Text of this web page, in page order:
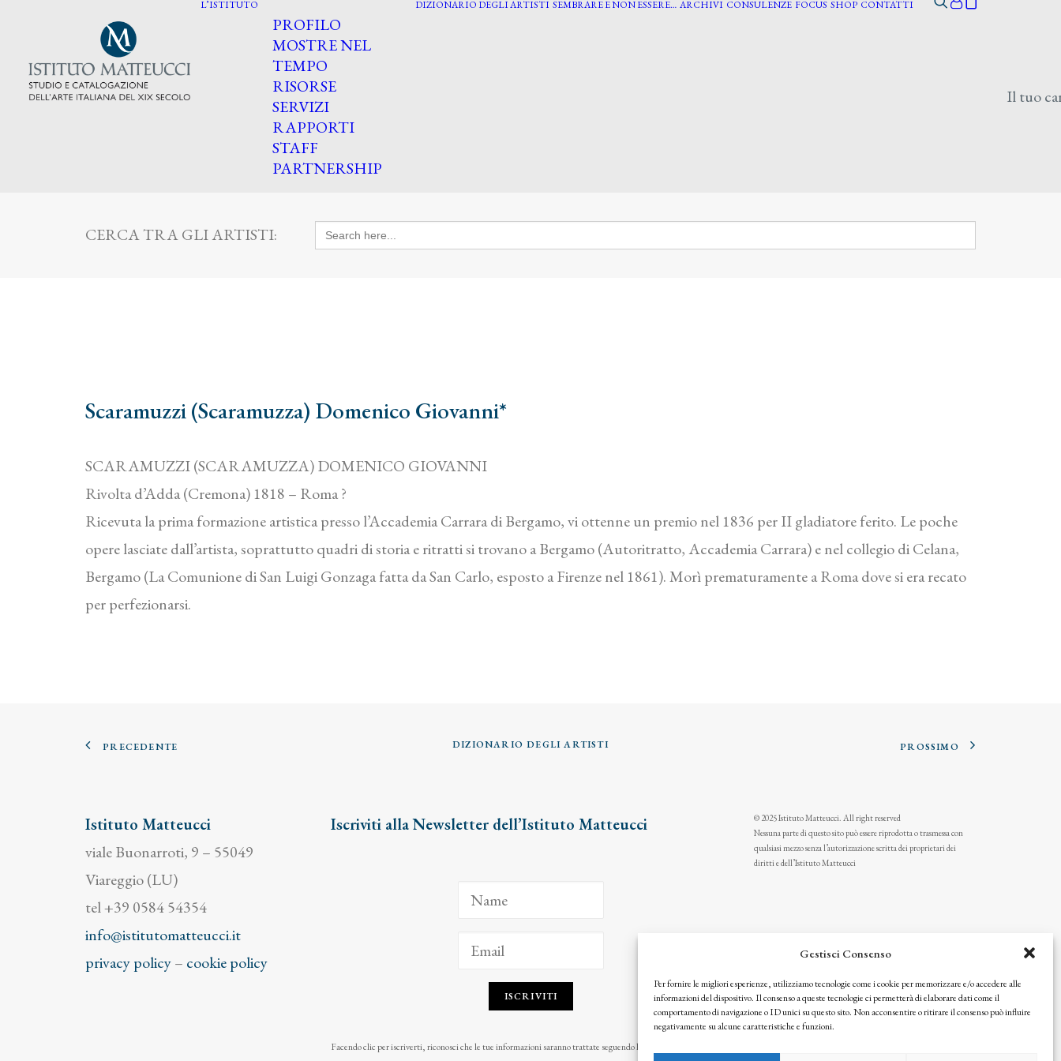
Gestisci Consenso
Per fornire le migliori esperienze, utilizziamo tecnologie come i cookie per memorizzare e/o accedere alle
informazioni del dispositivo. Il consenso a queste tecnologie ci permetterà di elaborare dati come il
comportamento di navigazione o ID unici su questo sito. Non acconsentire o ritirare il consenso può influire
negativamente su alcune caratteristiche e funzioni.
L’ISTITUTO
PROFILO
MOSTRE NEL
TEMPO
RISORSE
SERVIZI
RAPPORTI
STAFF
PARTNERSHIP
DIZIONARIO DEGLI ARTISTI SEMBRARE E NON ESSERE… ARCHIVI CONSULENZE FOCUS SHOP CONTATTI
Il tuo
CERCA TRA GLI ARTISTI: Search
for:
Scaramuzzi (Scaramuzza) Domenico Giovanni*
SCARAMUZZI (SCARAMUZZA) DOMENICO GIOVANNI
Rivolta d’Adda (Cremona) 1818 – Roma ?
Ricevuta la prima formazione artistica presso l’Accademia Carrara di Bergamo, vi ottenne un premio nel 1836 per II gladiatore ferito. Le poche
opere lasciate dall’artista, soprattutto quadri di storia e ritratti si trovano a Bergamo (Autoritratto, Accademia Carrara) e nel collegio di Celana,
Bergamo (La Comunione di San Luigi Gonzaga fatta da San Carlo, esposto a Firenze nel 1861). Morì prematuramente a Roma dove si era recato
per perfezionarsi.
PRECEDENTE DIZIONARIO DEGLI ARTISTI PROSSIMO
Istituto Matteucci
viale Buonarroti, 9 – 55049
Viareggio (LU)
tel +39 0584 54354
info@istitutomatteucci.it
privacy policy– cookie policy
Iscriviti alla Newsletter dell’Istituto Matteucci
ISCRIVITI
Facendo clic per iscriverti, riconosci che le tue informazioni saranno trattate seguendo la nostra
© 2025 Istituto Matteucci. All right reserved
Nessuna parte di questo sito può essere riprodotta o trasmessa con
qualsiasi mezzo senza l’autorizzazione scritta dei proprietari dei
diritti e dell’Istituto Matteucci